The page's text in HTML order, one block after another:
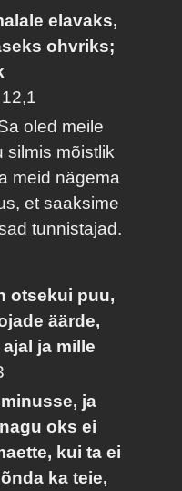
elavaks,
ohvriks;
oled meile
silmis mõistlik
meid nägema
et saaksime
tunnistajad.
otsekui puu,
äärde,
ja mille
ja
oks ei
kui ta ei
ka teie,